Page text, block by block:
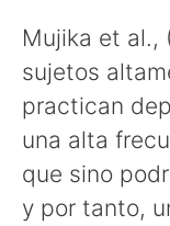
Mujika et al.,
sujetos
practican
una alta
que sino
y por tanto,